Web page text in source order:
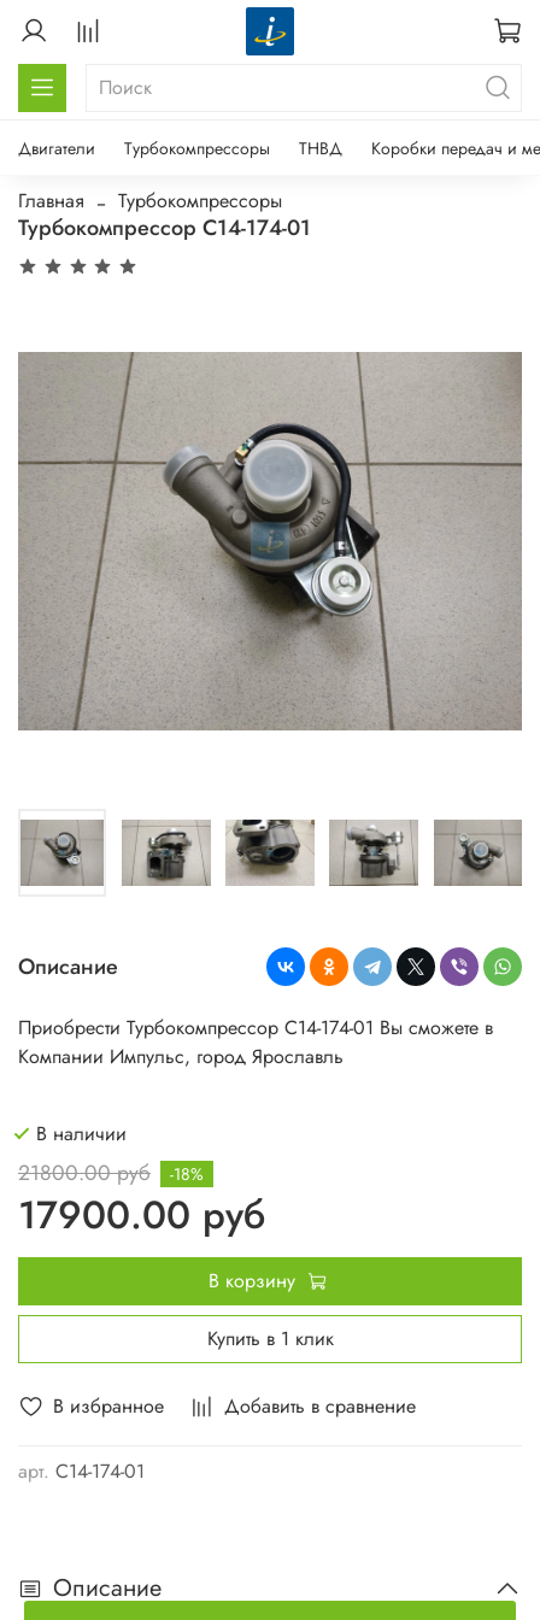
Двигатели Турбокомпрессоры ТНВД Коробки передач и
Главная Турбокомпрессоры
Турбокомпрессор С14-174-01
В избранное Добавить в сравнение
арт. С14-174-01
Описание
Приобрести Турбокомпрессор С14-174-01 Вы сможете в
Компании Импульс, город Ярославль
В наличии
21800.00 руб
17900.00 руб
-18%
В корзину
Купить в 1 клик
Описание